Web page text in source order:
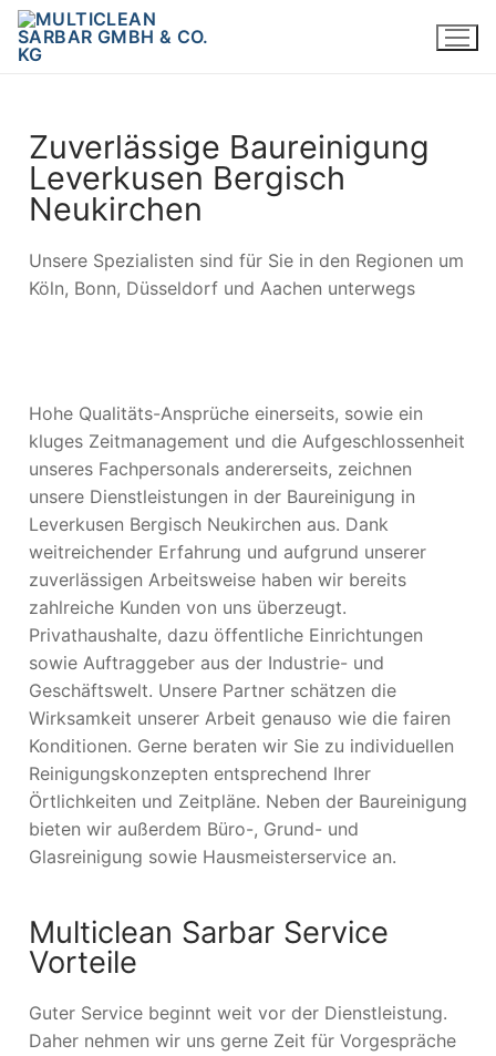
Zuverlässige Baureinigung
Leverkusen Bergisch
Neukirchen
Unsere Spezialisten sind für Sie in den Regionen um
Köln, Bonn, Düsseldorf und Aachen unterwegs
Hohe Qualitäts-Ansprüche einerseits, sowie ein
kluges Zeitmanagement und die Aufgeschlossenheit
unseres Fachpersonals andererseits, zeichnen
unsere Dienstleistungen in der Baureinigung in
Leverkusen Bergisch Neukirchen aus. Dank
weitreichender Erfahrung und aufgrund unserer
zuverlässigen Arbeitsweise haben wir bereits
zahlreiche Kunden von uns überzeugt.
Privathaushalte, dazu öffentliche Einrichtungen
sowie Auftraggeber aus der Industrie- und
Geschäftswelt. Unsere Partner schätzen die
Wirksamkeit unserer Arbeit genauso wie die fairen
Konditionen. Gerne beraten wir Sie zu individuellen
Reinigungskonzepten entsprechend Ihrer
Örtlichkeiten und Zeitpläne. Neben der Baureinigung
bieten wir außerdem Büro-, Grund- und
Glasreinigung sowie Hausmeisterservice an.
Multiclean Sarbar Service
Vorteile
Guter Service beginnt weit vor der Dienstleistung.
Daher nehmen wir uns gerne Zeit für Vorgespräche